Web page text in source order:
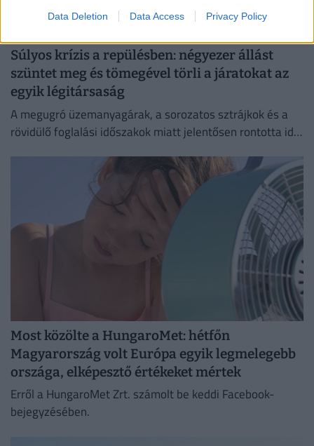
Data Deletion Data Access Privacy Policy
Súlyos krízis a repülésben: négyezer állást
szüntet meg és tömegével törli a járatokat az
egyik légitársaság
A megugró üzemanyagárak, a sorozatos sztrájkok és a
rövidülő foglalási időszakok miatt jelentősen rontotta idei
Most közölte a HungaroMet: hétfőn
Magyarország volt Európa egyik legmelegebb
országa, elképesztő értékeket mértek
Erről a HungaroMet Zrt. számolt be keddi Facebook-
bejegyzésében.